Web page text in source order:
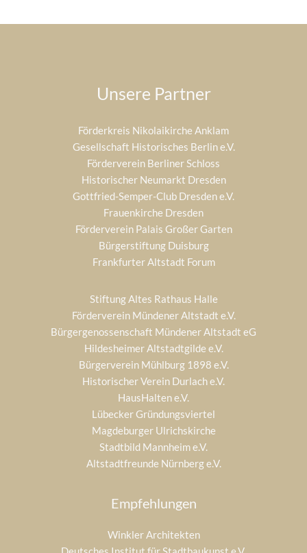
Unsere Partner
Förderkreis Nikolaikirche Anklam
Gesellschaft Historisches Berlin e.V.
Förderverein Berliner Schloss
Historischer Neumarkt Dresden
Gottfried-Semper-Club Dresden e.V.
Frauenkirche Dresden
Förderverein Palais Großer Garten
Bürgerstiftung Duisburg
Frankfurter Altstadt Forum
Stiftung Altes Rathaus Halle
Förderverein Mündener Altstadt e.V.
Bürgergenossenschaft Mündener Altstadt eG
Hildesheimer Altstadtgilde e.V.
Bürgerverein Mühlburg 1898 e.V.
Historischer Verein Durlach e.V.
HausHalten e.V.
Lübecker Gründungsviertel
Magdeburger Ulrichskirche
Stadtbild Mannheim e.V.
Altstadtfreunde Nürnberg e.V.
Empfehlungen
Winkler Architekten